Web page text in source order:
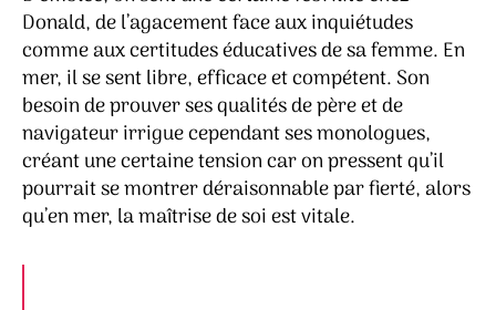
Donald, de l’agacement face aux inquiétudes
comme aux certitudes éducatives de sa femme. En
mer, il se sent libre, efficace et compétent. Son
besoin de prouver ses qualités de père et de
navigateur irrigue cependant ses monologues,
créant une certaine tension car on pressent qu’il
pourrait se montrer déraisonnable par fierté, alors
qu’en mer, la maîtrise de soi est vitale.